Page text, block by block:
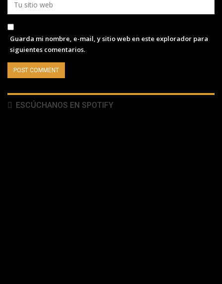
Guarda mi nombre, e-mail, y sitio web en este explorador para
siguientes comentarios.
ESCÚCHANOS EN SPOTIFY